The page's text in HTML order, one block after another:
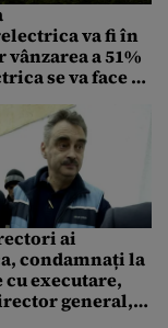
va fi în
a 51%
se va face în
ai
condamnați la
cu executare,
general,